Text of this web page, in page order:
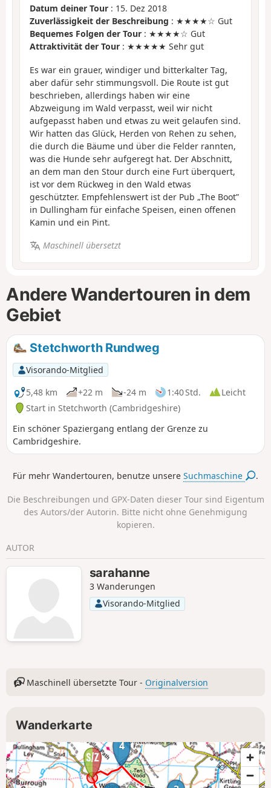
Datum deiner Tour : 15. Dez 2018
Zuverlässigkeit der Beschreibung : ★★★★☆ Gut
Bequemes Folgen der Tour : ★★★★☆ Gut
Attraktivität der Tour : ★★★★★ Sehr gut
Es war ein grauer, windiger und bitterkalter Tag,
aber dafür sehr stimmungsvoll. Die Route ist gut
beschrieben, allerdings haben wir eine
Abzweigung im Wald verpasst, weil wir nicht
aufgepasst haben und etwas zu weit gelaufen sind.
Wir hatten das Glück, Herden von Rehen zu sehen,
die durch die Bäume und über die Felder rannten,
was die Hunde sehr aufgeregt hat. Der Abschnitt,
an dem man den Stour durch eine Furt überquert,
ist vor dem Rückweg in den Wald etwas
geschützter. Empfehlenswert ist der Pub „The Boot”
in Dullingham für einfache Speisen, einen offenen
Kamin und ein Pint.
Maschinell übersetzt
Andere Wandertouren in dem
Gebiet
Stetchworth Rundweg
Visorando-Mitglied
5,48 km
+22 m -24 m 1:40 Std.
Leicht
Start in Stetchworth (Cambridgeshire)
Ein schöner Spaziergang entlang der Grenze zu
Cambridgeshire.
Für mehr Wandertouren, benutze unsereSuchmaschine .
Die Beschreibungen und GPX-Daten dieser Tour sind Eigentum
des Autors/der Autorin. Bitte nicht ohne Genehmigung
kopieren.
AUTOR
sarahanne
3 Wanderungen
Visorando-Mitglied
Maschinell übersetzte Tour - Originalversion
Wanderkarte
4